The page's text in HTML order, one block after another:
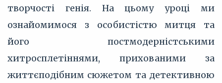
творчості генія. На цьому уроці ми
ознайомимося з особистістю митця та
його постмодерністськими
хитросплетіннями, прихованими за
життєподібним сюжетом та детективною